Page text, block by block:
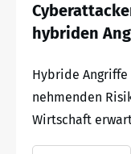
hybriden
Hybride
nehmenden
Wirtschaft